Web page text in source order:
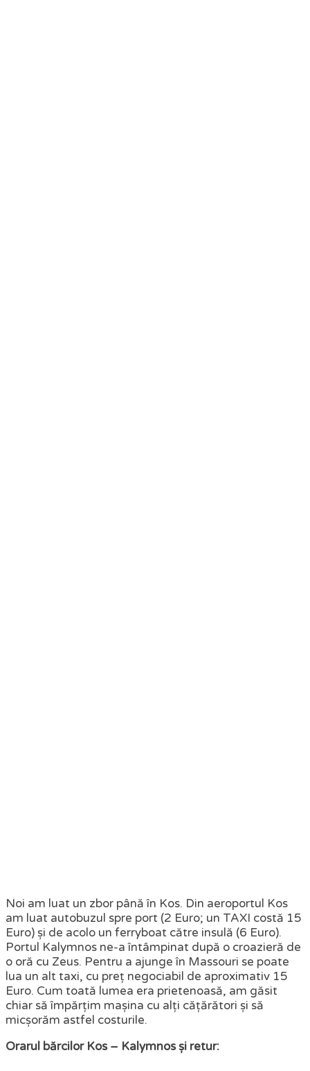
Noi am luat un zbor până în Kos. Din aeroportul Kos
am luat autobuzul spre port (2 Euro; un TAXI costă 15
Euro) și de acolo un ferryboat către insulă (6 Euro).
Portul Kalymnos ne-a întâmpinat după o croazieră de
o oră cu Zeus. Pentru a ajunge în Massouri se poate
lua un alt taxi, cu preț negociabil de aproximativ 15
Euro. Cum toată lumea era prietenoasă, am găsit
chiar să împărțim mașina cu alți cățărători și să
micșorăm astfel costurile.
Orarul bărcilor Kos – Kalymnos și retur: